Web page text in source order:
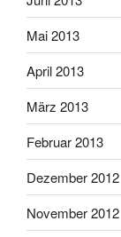
Mai 2013
April 2013
März 2013
Februar 2013
Dezember 2012
November 2012